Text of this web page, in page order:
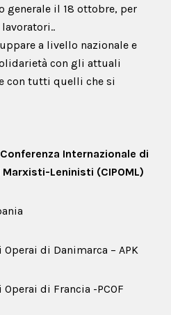
generale il 18 ottobre, per
a livello nazionale e
con gli attuali
con tutti quelli che si
Internazionale di
Leninisti (CIPOML)
di Danimarca – APK
di Francia -PCOF